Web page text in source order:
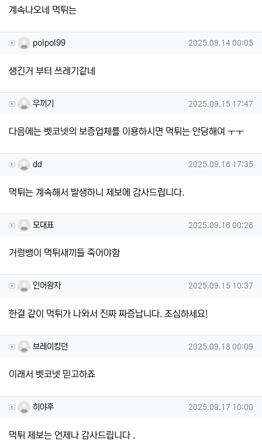
계속나오네 먹튀는
polpol99님의 댓글
polpol99 작성일
2025.09.14 00:05
생긴거 부터 쓰레기같네
우끼기님의 댓글
우끼기 작성일
2025.09.15 17:47
다음에는 벳코넷의 보증업체를 이용하시면 먹튀는 안당해여 ㅜㅜ
dd님의 댓글
dd 작성일
2025.09.16 17:35
먹튀는 계속해서 발생하니 제보에 감사드립니다.
모대표님의 댓글
모대표 작성일
2025.09.16 00:26
거렁뱅이 먹튀새끼들 죽어야함
인어왕자님의 댓글
인어왕자 작성일
2025.09.15 10:37
한결 같이 먹튀가 나와서 진짜 짜증납니다. 조심하세요!
브레이킹던님의 댓글
브레이킹던 작성일
2025.09.18 00:09
이래서 벳코넷 믿고하죠
히야후님의 댓글
히야후 작성일
2025.09.17 10:00
먹튀 제보는 언제나 감사드립니다 .